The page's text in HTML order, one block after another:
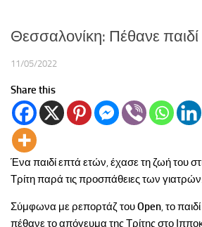
Θεσσαλονίκη: Πέθανε
11/05/2022
Share this
Ένα παιδί επτά ετών, έχασε τη ζωή του
Τρίτη παρά τις προσπάθειες των γιατρών.
Σύμφωνα με ρεπορτάζ τουOpen, το
πέθανε το απόγευμα της Τρίτης στο